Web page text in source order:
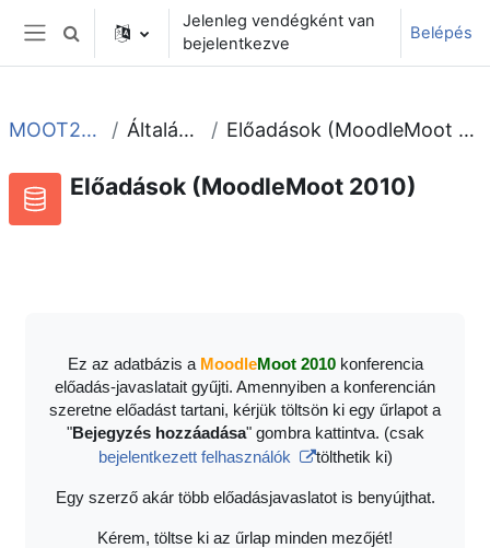
Tovább a fő tartalomhoz
Oldalpanel
Keresési bemeneti adatok váltása
Jelenleg vendégként van
bejelentkezve
Belépés
MOOT2010 Általános Előadások (MoodleMoot 2010)
Előadások (MoodleMoot 2010)
Ez az adatbázis a MoodleMoot 2010konferencia
előadás-javaslatait gyűjti. Amennyiben a konferencián
szeretne előadást tartani, kérjük töltsön ki egy űrlapot a
"Bejegyzés hozzáadása" gombra kattintva. (csak
bejelentkezett felhasználók
tölthetik ki)
Egy szerző akár több előadásjavaslatot is benyújthat.
Kérem, töltse ki az űrlap minden mezőjét!